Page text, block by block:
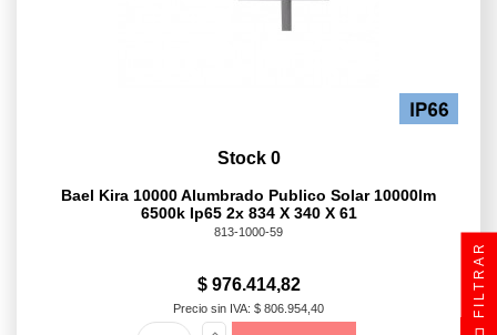
Stock 0
Bael Kira 10000 Alumbrado Publico Solar 10000lm
6500k Ip65 2x 834 X 340 X 61
813-1000-59
$ 976.414,82
Precio sin IVA: $ 806.954,40 FILTRAR